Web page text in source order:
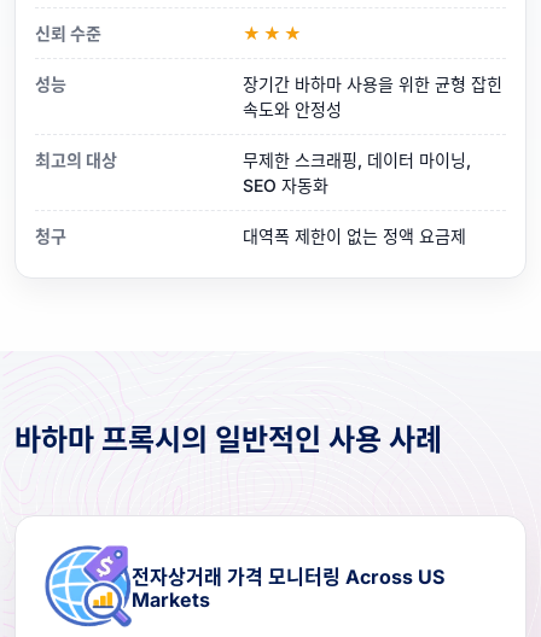
신뢰 수준 ★★★
성능
장기간 바하마 사용을 위한 균형 잡힌
속도와 안정성
최고의 대상
무제한 스크래핑, 데이터 마이닝,
SEO 자동화
청구 대역폭 제한이 없는 정액 요금제
바하마 프록시의 일반적인 사용 사례
전자상거래 가격 모니터링 Across US
Markets